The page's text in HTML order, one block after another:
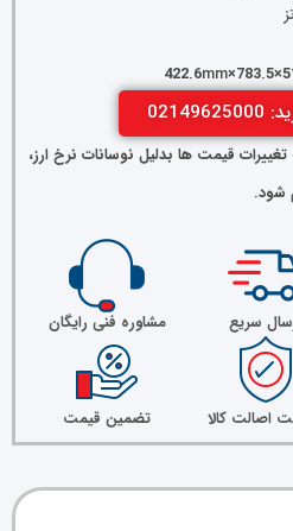
mm
قیمت ها بدلیل نوسانات نرخ ارز،
شود.
سریع مشاوره فنی رایگان
اصالت کالا تضمین قیمت